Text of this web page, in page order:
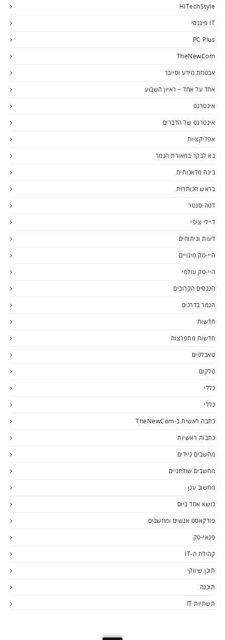
HiTechStyle
IT פיננסי
PC Plus
TheNewCom
אבטחת מידע וסייבר
אחד על אחד – ראיון השבוע
אינטרנט
אינטרנט של הדברים
אפליקציות
בא לבקר במאורת הנמר
בינה מלאכותית
בראש הכותרות
דטה-סנטר
דיילי ציפי
דעות וניתוחים
היי-טק מינויים
היי-טק עולמי
הכנסים הקרובים
הנמר בדרכים
חדשות
חדשות מתפרצות
טאבלטים
טלקום
כללי
כללי
כתבה ראשית ב-TheNewCom
כתבות ראשיות
מחשבים ניידים
מחשבים שולחניים
מחשוב ענן
נושא אחד ביום
פודקאסט אנשים ומחשבים
פנאי-טק
קהילת ה-IT
תוכן שיווקי
תוכנה
תשתיות IT